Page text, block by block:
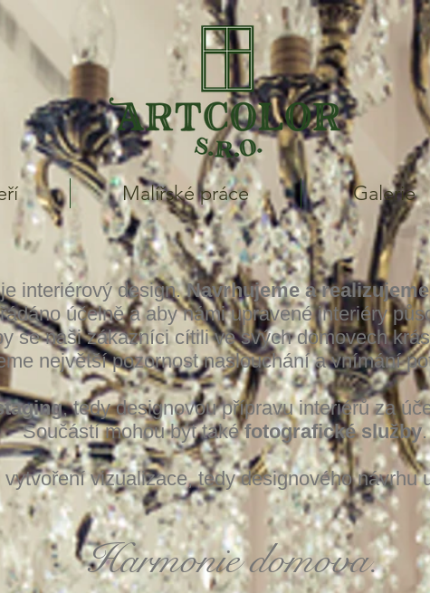
Malířské práce Galerie
interiérový design.Navrhujeme a
účelně a aby námi upravené interiéry
se naši zákazníci cítili ve svých domovech
největší pozornost naslouchání a vnímání
, tedy designovou přípravu interiérů za
Součástí mohou být takéfotografické služby
vizualizace, tedy designového návrhu
Harmonie domova.